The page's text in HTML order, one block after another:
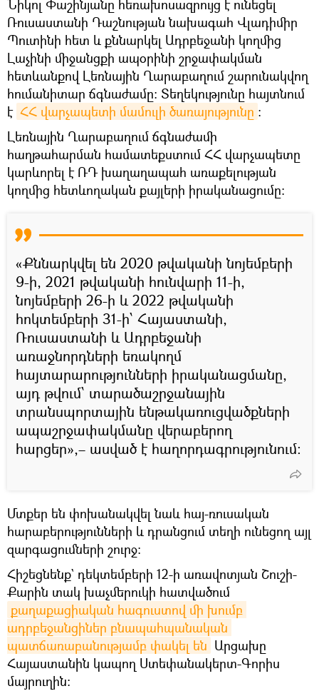
Նիկոլ Փաշինյանը հեռախոսազրույց է ունեցել
Ռուսաստանի Դաշնության նախագահ Վլադիմիր
Պուտինի հետ և քննարկել Ադրբեջանի կողմից
Լաչինի միջանցքի ապօրինի շրջափակման
հետևանքով Լեռնային Ղարաբաղում շարունակվող
հումանիտար ճգնաժամը: Տեղեկությունը հայտնում
է ՀՀ վարչապետի մամուլի ծառայությունը ։
Լեռնային Ղարաբաղում ճգնաժամի
հաղթահարման համատեքստում ՀՀ վարչապետը
կարևորել է ՌԴ խաղաղապահ առաքելության
կողմից հետևողական քայլերի իրականացումը:
«Քննարկվել են 2020 թվականի նոյեմբերի
9-ի, 2021 թվականի հունվարի 11-ի,
նոյեմբերի 26-ի և 2022 թվականի
հոկտեմբերի 31-ի՝ Հայաստանի,
Ռուսաստանի և Ադրբեջանի
առաջնորդների եռակողմ
հայտարարությունների իրականացմանը,
այդ թվում՝ տարածաշրջանային
տրանսպորտային ենթակառուցվածքների
ապաշրջափակմանը վերաբերող
հարցեր»,– ասված է հաղորդագրությունում:
Մտքեր են փոխանակվել նաև հայ-ռուսական
հարաբերությունների և դրանցում տեղի ունեցող այլ
զարգացումների շուրջ:
Հիշեցնենք` դեկտեմբերի 12-ի առավոտյան Շուշի-
Քարին տակ խաչմերուկի հատվածում
քաղաքացիական հագուստով մի խումբ
ադրբեջանցիներ բնապահպանական
պատճառաբանությամբ փակել են Արցախը
Հայաստանին կապող Ստեփանակերտ-Գորիս
մայրուղին։